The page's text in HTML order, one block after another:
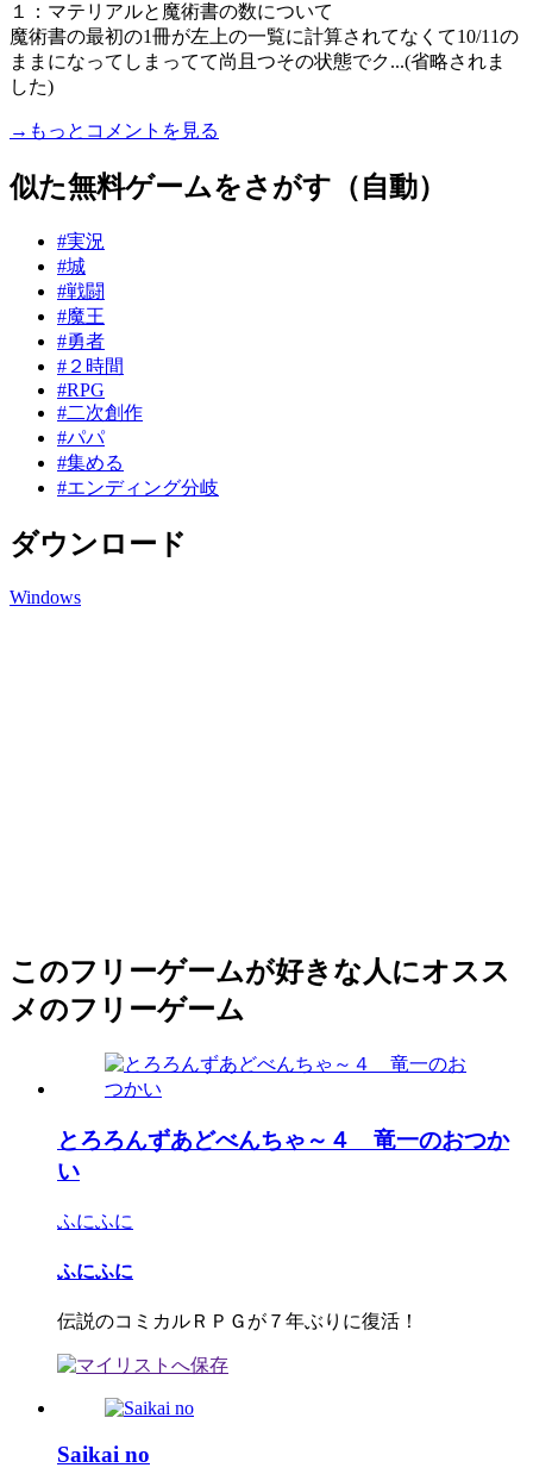
１：マテリアルと魔術書の数について
魔術書の最初の1冊が左上の一覧に計算されてなくて10/11の
ままになってしまってて尚且つその状態でク...(省略されま
した)
→もっとコメントを見る
似た無料ゲームをさがす（自動）
#実況
#城
#戦闘
#魔王
#勇者
#２時間
#RPG
#二次創作
#パパ
#集める
#エンディング分岐
ダウンロード
Windows
このフリーゲームが好きな人にオスス
メのフリーゲーム
とろろんずあどべんちゃ～４ 竜一のおつか
い
ふにふに
ふにふに
伝説のコミカルＲＰＧが７年ぶりに復活！
Saikai no